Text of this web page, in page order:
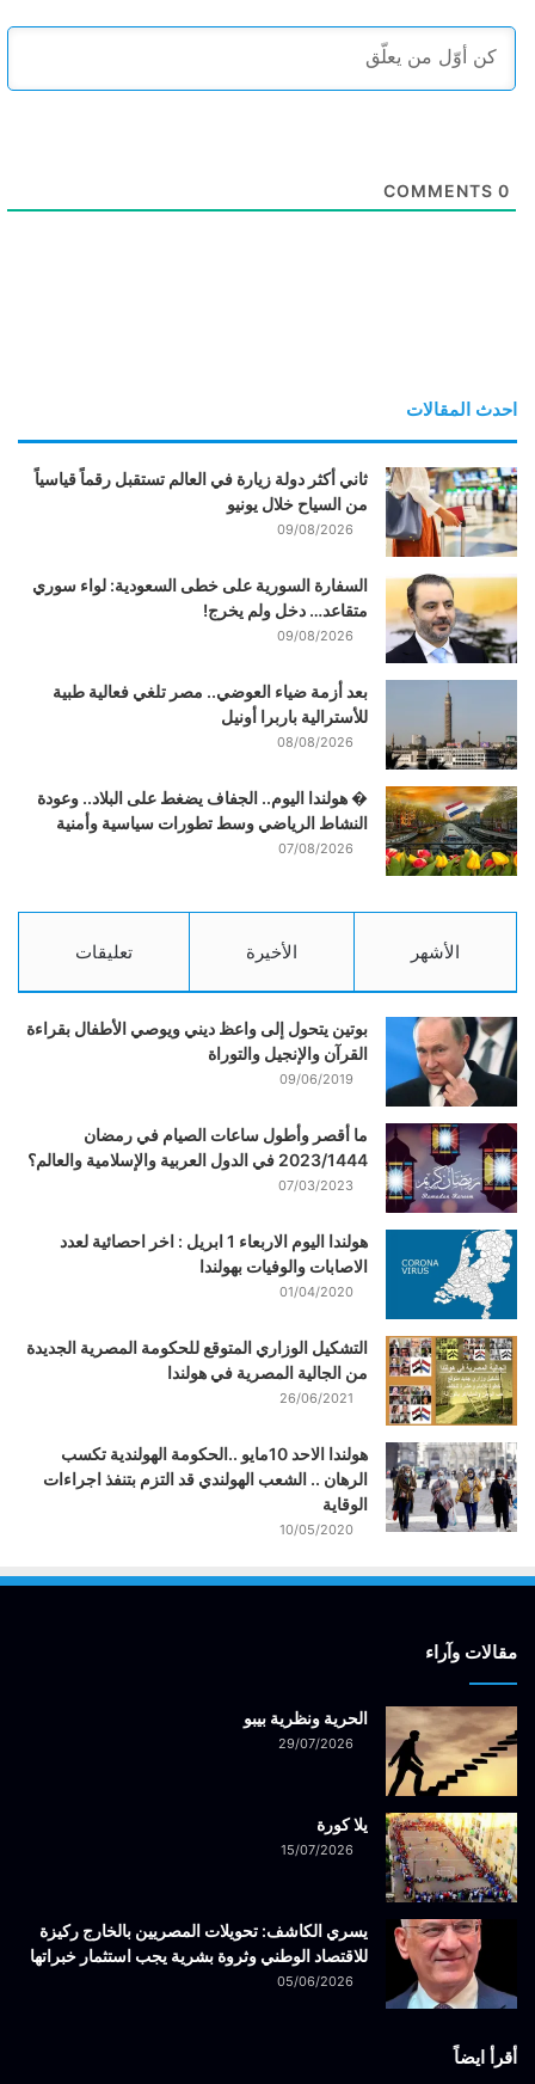
0
احدث المقالات
ثاني أكثر دولة زيارة في العالم تستقبل رقماً قياسياً
من السياح خلال يونيو
09/08/2026
السفارة السورية على خطى السعودية: لواء سوري
متقاعد… دخل ولم يخرج!
09/08/2026
بعد أزمة ضياء العوضي.. مصر تلغي فعالية طبية
للأسترالية باربرا أونيل
08/08/2026
� هولندا اليوم.. الجفاف يضغط على البلاد.. وعودة
النشاط الرياضي وسط تطورات سياسية وأمنية
07/08/2026
الأشهر الأخيرة تعليقات
بوتين يتحول إلى واعظ ديني ويوصي الأطفال بقراءة
القرآن والإنجيل والتوراة
09/06/2019
ما أقصر وأطول ساعات الصيام في رمضان
2023/1444 في الدول العربية والإسلامية والعالم؟
07/03/2023
هولندا اليوم الاربعاء 1 ابريل : اخر احصائية لعدد
الاصابات والوفيات بهولندا
01/04/2020
التشكيل الوزاري المتوقع للحكومة المصرية الجديدة
من الجالية المصرية في هولندا
26/06/2021
هولندا الاحد 10مايو ..الحكومة الهولندية تكسب
الرهان .. الشعب الهولندي قد التزم بتنفذ اجراءات
الوقاية
10/05/2020
مقالات وآراء
الحرية ونظرية بيبو
29/07/2026
يلا كورة
15/07/2026
يسري الكاشف: تحويلات المصريين بالخارج ركيزة
للاقتصاد الوطني وثروة بشرية يجب استثمار خبراتها
05/06/2026
أقرأ ايضاً